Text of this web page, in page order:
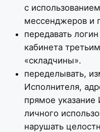
с
мессенджеров и
передавать
кабинета
«складчины».
переделывать,
Исполнителя,
прямое указание
личного
нарушать